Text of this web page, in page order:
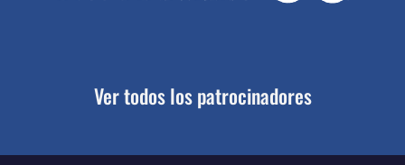
Ver todos los patrocinadores